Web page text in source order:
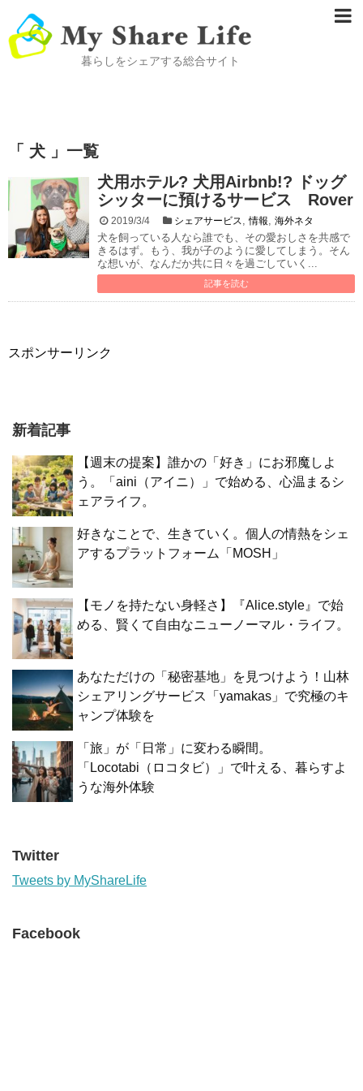
暮らしをシェアする総合サイト
「 犬 」一覧
犬用ホテル? 犬用Airbnb!? ドッグ
シッターに預けるサービス Rover
2019/3/4 シェアサービス ,情報 海外ネタ
犬を飼っている人なら誰でも、その愛おしさを共感で
きるはず。もう、我が子のように愛してしまう。そん
な想いが、なんだか共に日々を過ごしていく...
記事を読む
スポンサーリンク
新着記事
【週末の提案】誰かの「好き」にお邪魔しよ
う。「aini（アイニ）」で始める、心温まるシ
ェアライフ。
好きなことで、生きていく。個人の情熱をシェ
アするプラットフォーム「MOSH」
【モノを持たない身軽さ】『Alice.style』で始
める、賢くて自由なニューノーマル・ライフ。
あなただけの「秘密基地」を見つけよう！山林
シェアリングサービス「yamakas」で究極のキ
ャンプ体験を
「旅」が「日常」に変わる瞬間。
「Locotabi（ロコタビ）」で叶える、暮らすよ
うな海外体験
Twitter
Tweets by MyShareLife
Facebook